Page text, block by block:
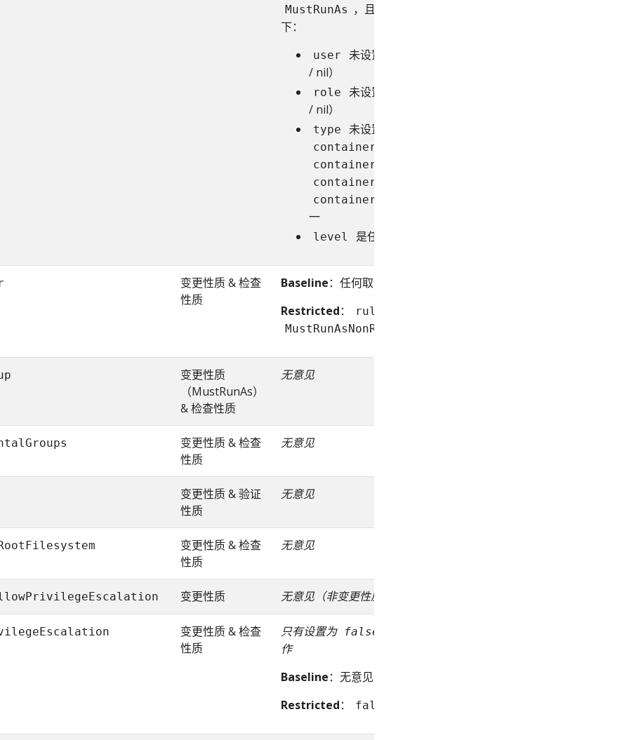
MustRunAs ，且
下：
user 未设置（
/ nil）
role 未设置（
/ nil）
type 未设置或者取值为
container_t
container_init_t
container_kvm_t
container_engine_t
一
level 是任何取值
变更性质 & 检查
性质
Baseline：任何取值
Restricted： rule
MustRunAsNonRoot
变更性质
（MustRunAs）
& 检查性质
无意见
变更性质 & 检查
性质
无意见
变更性质 & 验证
性质
无意见
变更性质 & 检查
性质
无意见
变更性质 无意见（非变更性质）
变更性质 & 检查
性质
只有设置为 false
作
Baseline：无意见
Restricted： false